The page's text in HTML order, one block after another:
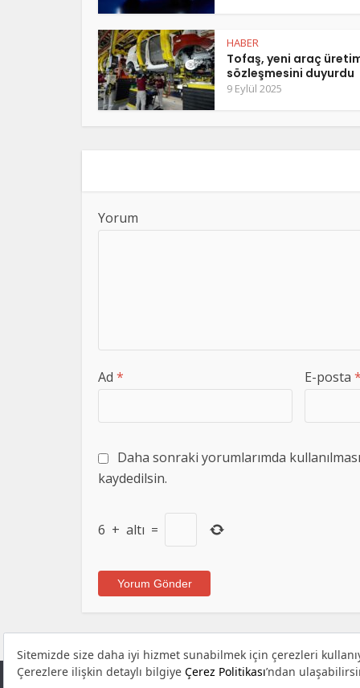
HABER
Tofaş, yeni araç
sözleşmesini duyurdu
9 Eylül 2025
Yorum
Ad * E-posta
Daha sonraki yorumlarımda
kaydedilsin.
6 + altı =